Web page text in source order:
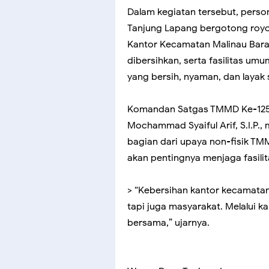
Dalam kegiatan tersebut,
Tanjung Lapang bergotong
Kantor Kecamatan Malinau
dibersihkan, serta fasilitas
yang bersih, nyaman, dan
Komandan Satgas TMMD Ke-
Mochammad Syaiful Arif,
bagian dari upaya non-fisik
akan pentingnya menjaga
> “Kebersihan kantor
tapi juga masyarakat. Melalui
bersama,” ujarnya.